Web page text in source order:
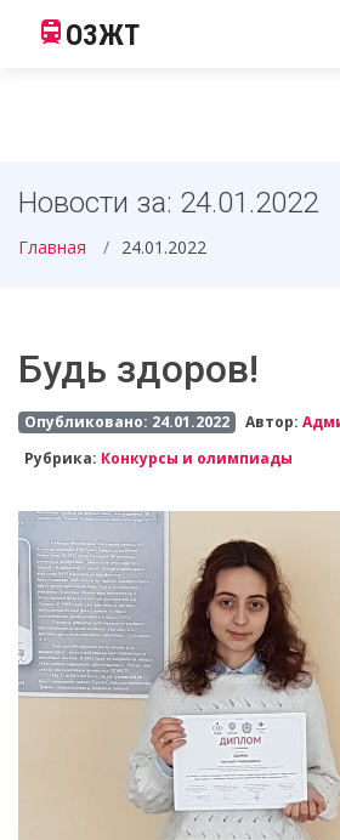
ОЗЖТ
Новости за: 24.01.2022
Главная 24.01.2022
Будь здоров!
Опубликовано: 24.01.2022 Автор:
Рубрика: Конкурсы и олимпиады